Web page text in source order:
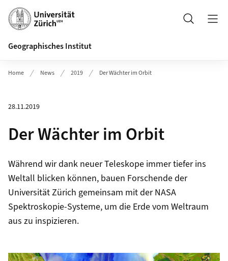
Header
Suche
Geographisches Institut
Home News 2019 Der Wächter im Orbit
28.11.2019
Der Wächter im Orbit
Während wir dank neuer Teleskope immer tiefer ins
Weltall blicken können, bauen Forschende der
Universität Zürich gemeinsam mit der NASA
Spektroskopie-Systeme, um die Erde vom Weltraum
aus zu inspizieren.